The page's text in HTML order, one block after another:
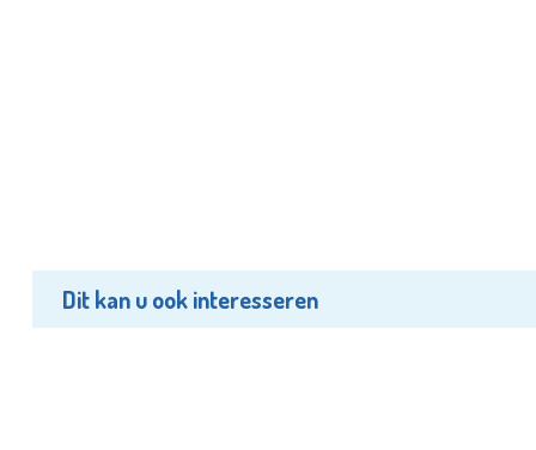
Dit kan u ook interesseren